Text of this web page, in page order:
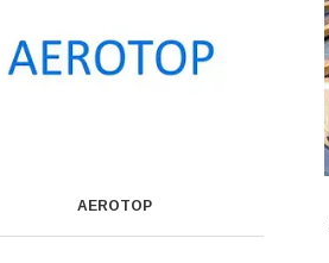
AEROTOP